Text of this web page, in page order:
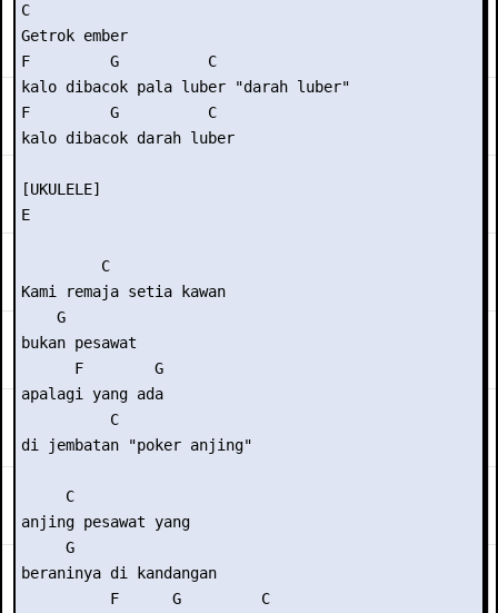
C
Getrok ember
F         G          C
kalo dibacok pala luber "darah luber"
F         G          C
kalo dibacok darah luber
[UKULELE]
E
         C
Kami remaja setia kawan
    G
bukan pesawat
      F        G
apalagi yang ada
          C
di jembatan "poker anjing"
     C
anjing pesawat yang
     G
beraninya di kandangan
          F      G         C